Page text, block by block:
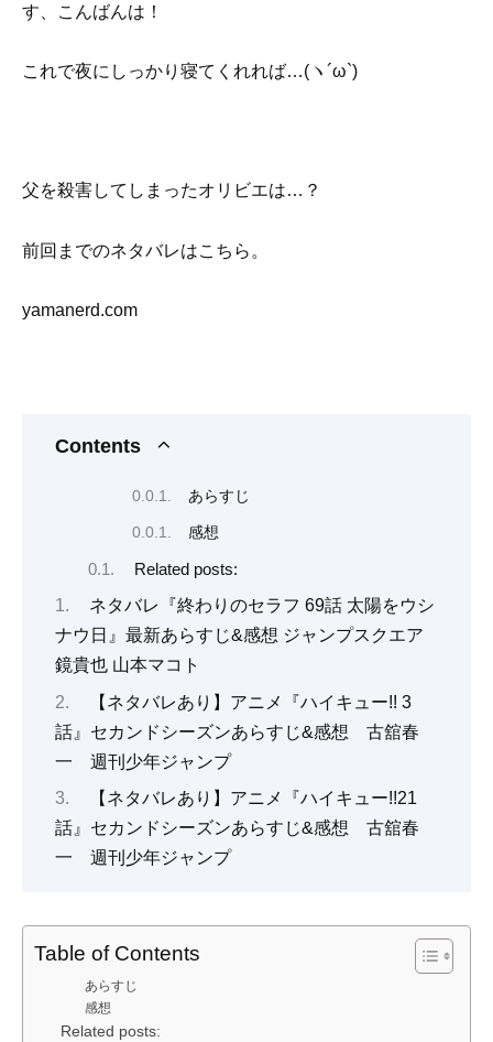
す、こんばんは！
これで夜にしっかり寝てくれれば…(ヽ´ω`)
父を殺害してしまったオリビエは…？
前回までのネタバレはこちら。
yamanerd.com
Contents
あらすじ
感想
Related posts:
ネタバレ『終わりのセラフ 69話 太陽をウシ
ナウ日』最新あらすじ&感想 ジャンプスクエア
鏡貴也 山本マコト
【ネタバレあり】アニメ『ハイキュー!! 3
話』セカンドシーズンあらすじ&感想 古舘春
一 週刊少年ジャンプ
【ネタバレあり】アニメ『ハイキュー!!21
話』セカンドシーズンあらすじ&感想 古舘春
一 週刊少年ジャンプ
Table of Contents
あらすじ
感想
Related posts: